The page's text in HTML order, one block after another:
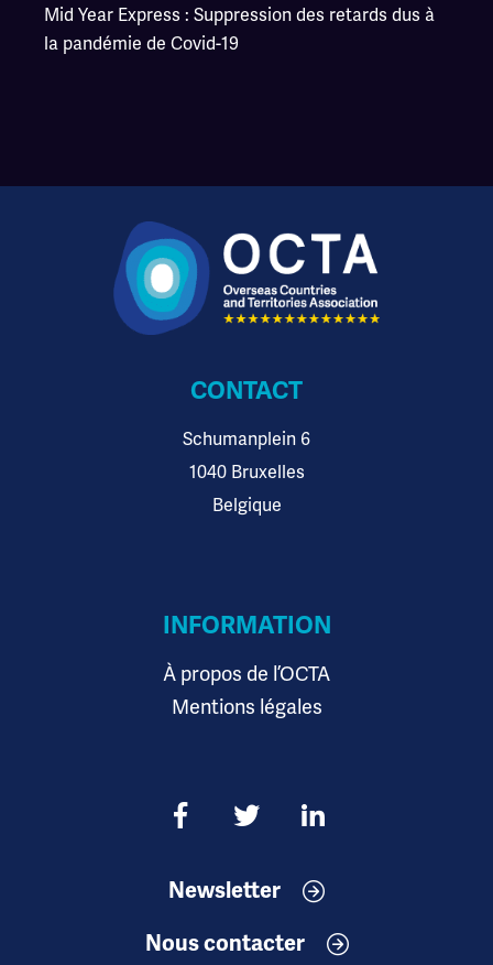
Mid Year Express : Suppression des retards dus à
la pandémie de Covid-19
CONTACT
Schumanplein 6
1040 Bruxelles
Belgique
INFORMATION
À propos de l’OCTA
Mentions légales
Newsletter
Nous contacter